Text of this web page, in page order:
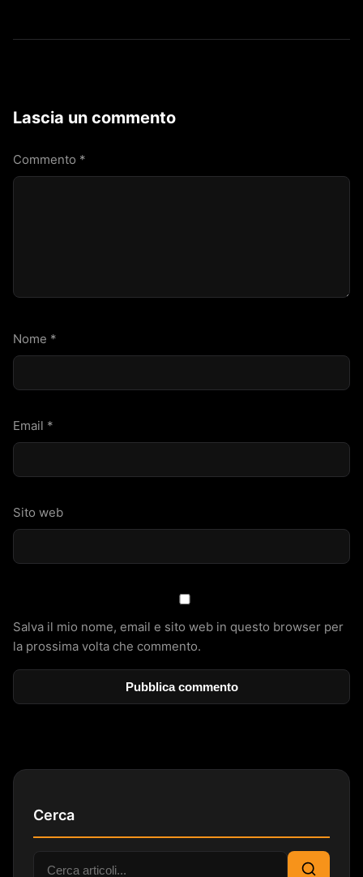
Lascia un commento
Commento *
Nome *
Email *
Sito web
Salva il mio nome, email e sito web in questo browser per
la prossima volta che commento.
Cerca
Cerca: